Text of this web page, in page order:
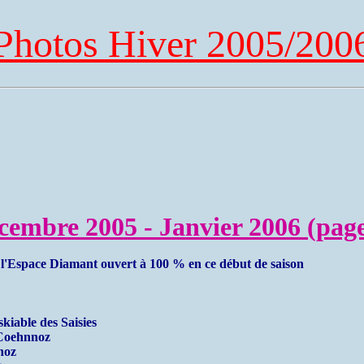
Hiver 2005/
2005 - Janvier 2006
Diamant ouvert à 100 % en ce début de saison
des Saisies